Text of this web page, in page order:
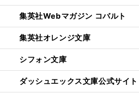
集英社Webマガジン コバルト
集英社オレンジ文庫
シフォン文庫
ダッシュエックス文庫公式サイト